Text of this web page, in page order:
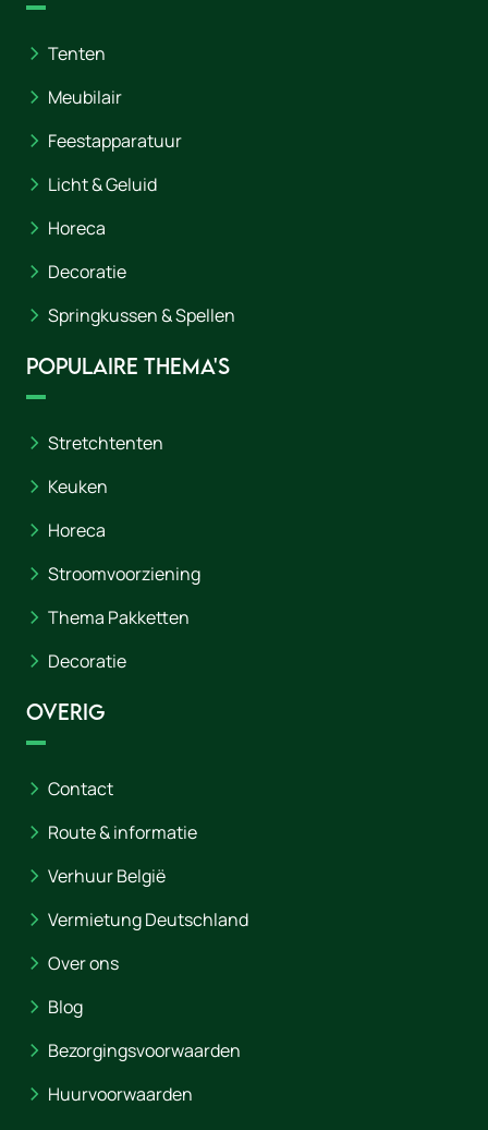
Tenten
Meubilair
Feestapparatuur
Licht & Geluid
Horeca
Decoratie
Springkussen & Spellen
Populaire thema's
Stretchtenten
Keuken
Horeca
Stroomvoorziening
Thema Pakketten
Decoratie
Overig
Contact
Route & informatie
Verhuur België
Vermietung Deutschland
Over ons
Blog
Bezorgingsvoorwaarden
Huurvoorwaarden